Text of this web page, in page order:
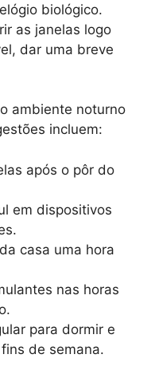
biológico.
as janelas logo
dar uma breve
ambiente noturno
incluem:
após o pôr do
em dispositivos
casa uma hora
nas horas
para dormir e
de semana.